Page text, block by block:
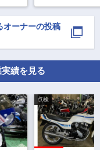
った
りた
ンビニで一服。
まだまだ寒いのに
う花粉飛んでます
#旧車乗りと繋がり
#バイ
オーナーの投稿
績を見る
点検
相場をチェック！